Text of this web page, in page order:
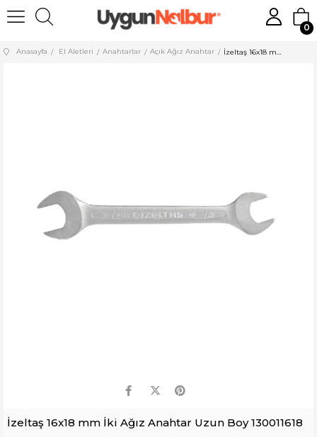
0
Anasayfa El Aletleri Anahtarlar Açık Ağız Anahtar
İzeltaş 16x18 mm İki Ağız Anahtar Uzun Boy 130011618